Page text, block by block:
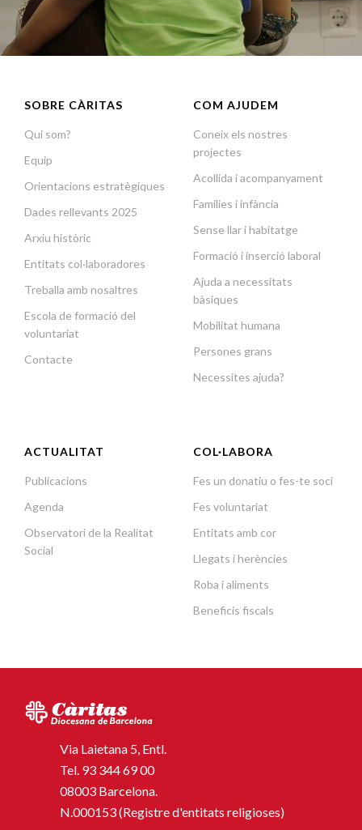
SOBRE CÀRITAS
Qui som?
Equip
Orientacions estratègiques
Dades rellevants 2025
Arxiu històric
Entitats col·laboradores
Treballa amb nosaltres
Escola de formació del
voluntariat
Contacte
COM AJUDEM
Coneix els nostres
projectes
Acollida i acompanyament
Famílies i infància
Sense llar i habitatge
Formació i inserció laboral
Ajuda a necessitats
bàsiques
Mobilitat humana
Persones grans
Necessites ajuda?
ACTUALITAT
Publicacions
Agenda
Observatori de la Realitat
Social
COL·LABORA
Fes un donatiu o fes-te soci
Fes voluntariat
Entitats amb cor
Llegats i herències
Roba i aliments
Beneficis fiscals
Via Laietana 5, Entl.
Tel. 93 344 69 00
08003 Barcelona.
N.000153 (Registre d'entitats religioses)